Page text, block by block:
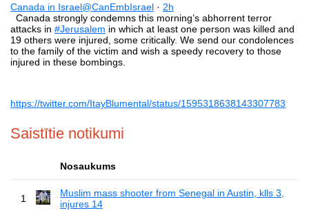
Canada in Israel@CanEmbIsrael · 2h
Canada strongly condemns this morning’s abhorrent terror
attacks in #Jerusalem in which at least one person was killed and
19 others were injured, some critically. We send our condolences
to the family of the victim and wish a speedy recovery to those
injured in these bombings.
https://twitter.com/ItayBlumental/status/1595318638143307783
Saistītie notikumi
Nosaukums
1
Muslim mass shooter from Senegal in Austin, klls 3,
injures 14